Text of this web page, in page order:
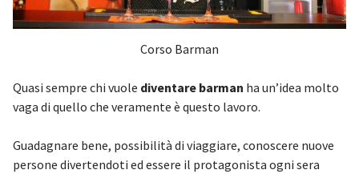
Corso Barman
Quasi sempre chi vuole diventare barman ha un’idea molto
vaga di quello che veramente è questo lavoro.
Guadagnare bene, possibilità di viaggiare, conoscere nuove
persone divertendoti ed essere il protagonista ogni sera